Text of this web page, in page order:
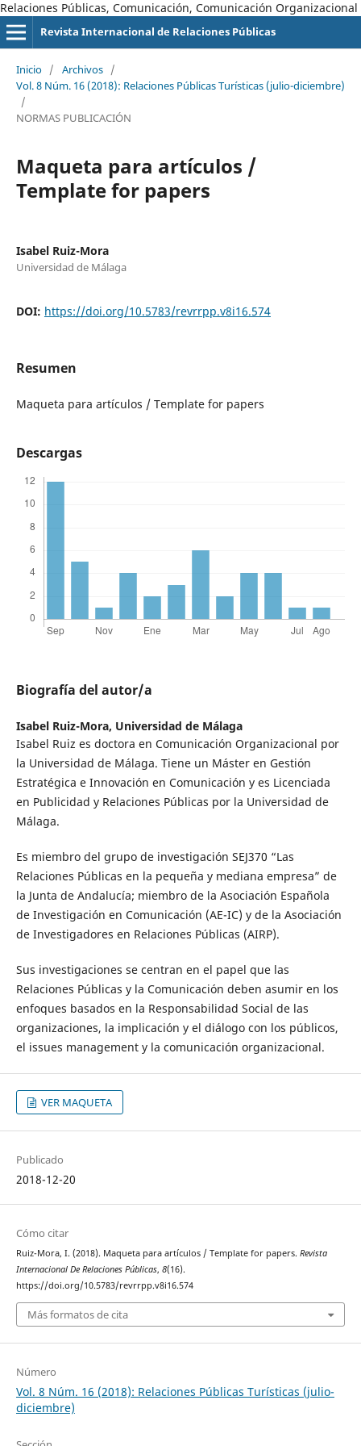
Relaciones Públicas, Comunicación, Comunicación Organizacional
Revista Internacional de Relaciones Públicas
Inicio / Archivos /
Vol. 8 Núm. 16 (2018): Relaciones Públicas Turísticas (julio-diciembre)
/
NORMAS PUBLICACIÓN
Maqueta para artículos /
Template for papers
Isabel Ruiz-Mora
Universidad de Málaga
DOI: https://doi.org/10.5783/revrrpp.v8i16.574
Resumen
Maqueta para artículos / Template for papers
Descargas
Biografía del autor/a
Isabel Ruiz-Mora, Universidad de Málaga
Isabel Ruiz es doctora en Comunicación Organizacional por
la Universidad de Málaga. Tiene un Máster en Gestión
Estratégica e Innovación en Comunicación y es Licenciada
en Publicidad y Relaciones Públicas por la Universidad de
Málaga.
Es miembro del grupo de investigación SEJ370 “Las
Relaciones Públicas en la pequeña y mediana empresa” de
la Junta de Andalucía; miembro de la Asociación Española
de Investigación en Comunicación (AE-IC) y de la Asociación
de Investigadores en Relaciones Públicas (AIRP).
Sus investigaciones se centran en el papel que las
Relaciones Públicas y la Comunicación deben asumir en los
enfoques basados en la Responsabilidad Social de las
organizaciones, la implicación y el diálogo con los públicos,
el issues management y la comunicación organizacional.
VER MAQUETA
Publicado
2018-12-20
Cómo citar
Ruiz-Mora, I. (2018). Maqueta para artículos / Template for papers. Revista
Internacional De Relaciones Públicas, 8(16).
https://doi.org/10.5783/revrrpp.v8i16.574
Más formatos de cita
Número
Vol. 8 Núm. 16 (2018): Relaciones Públicas Turísticas (julio-
diciembre)